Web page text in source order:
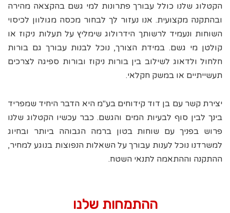
הקטלוג שלנו כולל עבורך פתרונות למי גשם בהקצאה מהירה
ובהתקנה מקצועית. אנו נעזור לך לבחור מכסה מגולוון לכיסוי
השוחות ונעמיד לרשותך הידרולוג שימליץ על תעלות ניקוז או
קולטן מי גשם. במידת הצורך, נוכל לבנות עבורך גם בורות
חלחול ולדאוג לשילוב בין בורות ניקוז ובורות ספיגה לצרכים
תעשייתיים או במשק חקלאי.
יצירת קשר עם בן דוד קידוחים בע"מ היא הדבר היחיד שמפריד
בינך לבין סוף לבעיות המים והגשם. כבר עכשיו הקטלוג שלנו
פרוש בפניך עם שוחות בטון ברמה הגבוהה ביותר ובחיוג
למשרדנו נוכל לענות עבורך על השאלות הנפוצות בנוגע למחיר,
ההתקנה וההתאמה לתנאי השטח.
ההתמחות שלנו